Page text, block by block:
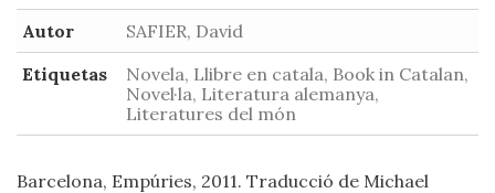
Autor
SAFIER, David
Etiquetas
Novela, Llibre en catala, Book in Catalan,
Novel·la, Literatura alemanya,
Literatures del món
Barcelona, Empúries, 2011. Traducció de Michael